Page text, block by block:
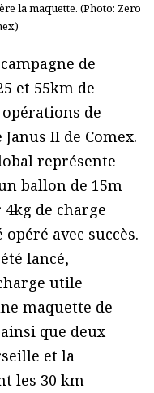
la maquette. (Photo: Zero
de
et 55km de
de
II de Comex.
représente
ballon de 15m
de charge
avec succès.
lancé,
utile
maquette de
que deux
et la
les 30 km